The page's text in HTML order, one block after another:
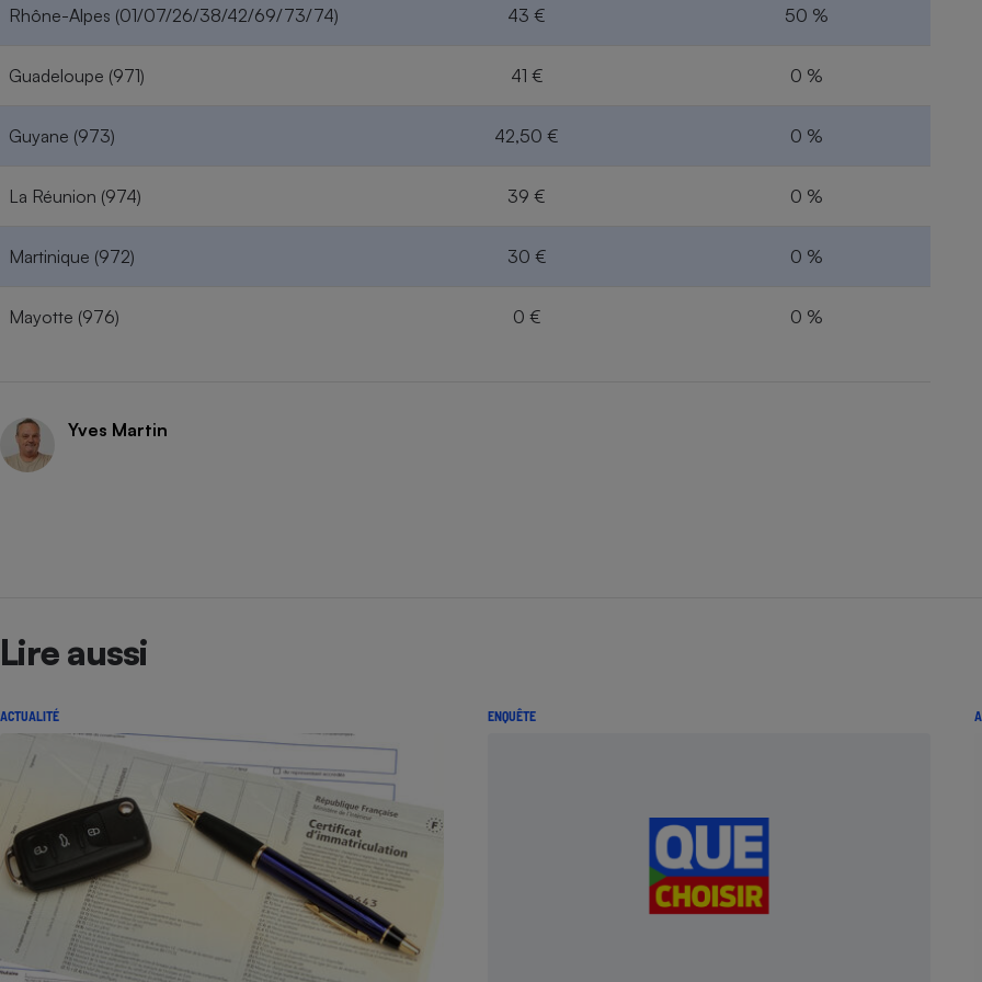
Rhône-Alpes (01/07/26/38/42/69/73/74) 43 € 50 %
Guadeloupe (971) 41 € 0 %
Guyane (973) 42,50 € 0 %
La Réunion (974) 39 € 0 %
Martinique (972) 30 € 0 %
Mayotte (976) 0 € 0 %
Yves Martin
Lire aussi
ACTUALITÉ ENQUÊTE